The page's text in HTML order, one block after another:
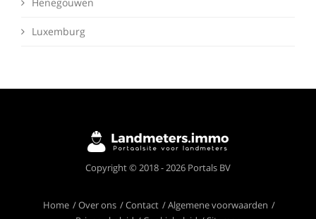
Deze website maakt gebruik van cookies om
ervoor te zorgen dat je de beste ervaring op
Luxemburg
Copyright © 2018 - 2026 Portals BV
Home Over ons Contact
Algemene voorwaarden